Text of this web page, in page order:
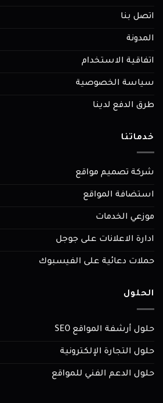
اتصل بنا
المدونة
اتفاقية الاستخدام
سياسة الخصوصية
طرق الدفع لدينا
خدماتنا
شركة تصميم مواقع
استضافة المواقع
موزعي الخدمات
ادارة الاعلانات على جوجل
حملات دعائية على الفيسبوك
الحلول
حلول أرشفة المواقع SEO
حلول التجارة الإلكترونية
حلول الدعم الفني للمواقع